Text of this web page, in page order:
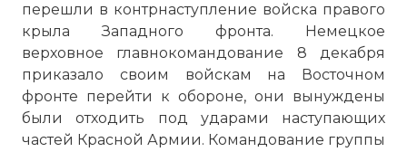
перешли в контрнаступление войска правого
крыла Западного фронта. Немецкое
верховное главнокомандование 8 декабря
приказало своим войскам на Восточном
фронте перейти к обороне, они вынуждены
были отходить под ударами наступающих
частей Красной Армии. Командование группы